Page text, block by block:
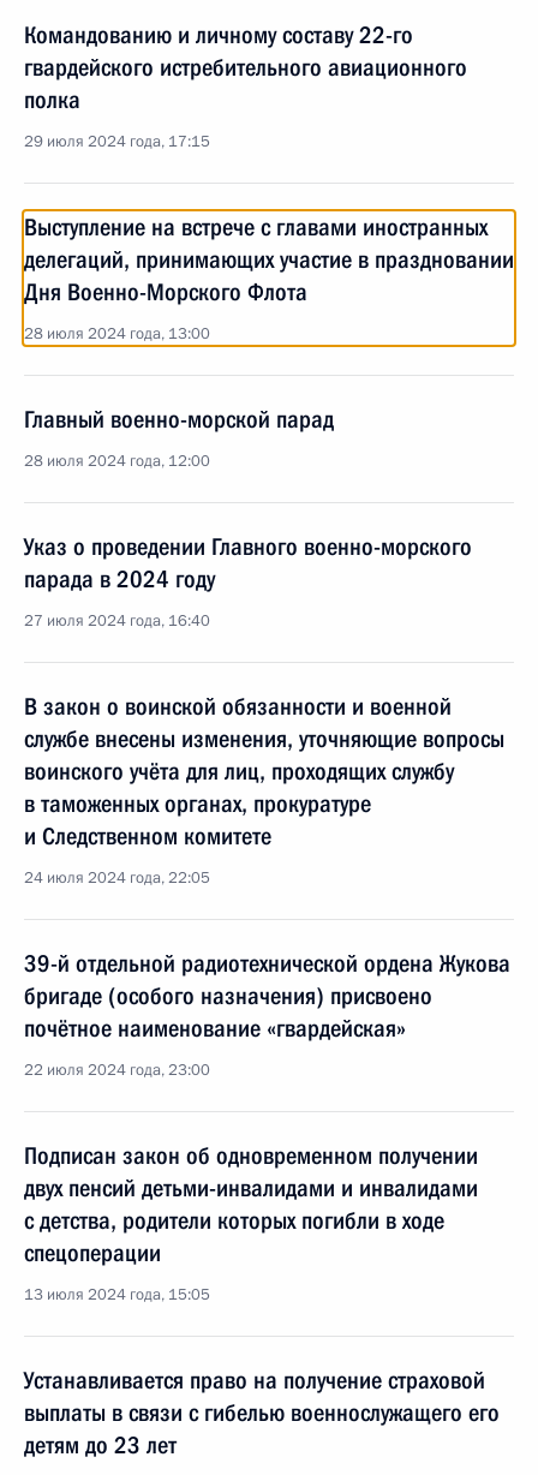
Командованию и личному составу 22-го
гвардейского истребительного авиационного
полка
29 июля 2024 года, 17:15
Выступление на встрече с главами иностранных
делегаций, принимающих участие в праздновании
Дня Военно-Морского Флота
28 июля 2024 года, 13:00
Главный военно-морской парад
28 июля 2024 года, 12:00
Указ о проведении Главного военно-морского
парада в 2024 году
27 июля 2024 года, 16:40
В закон о воинской обязанности и военной
службе внесены изменения, уточняющие вопросы
воинского учёта для лиц, проходящих службу
в таможенных органах, прокуратуре
и Следственном комитете
24 июля 2024 года, 22:05
39-й отдельной радиотехнической ордена Жукова
бригаде (особого назначения) присвоено
почётное наименование «гвардейская»
22 июля 2024 года, 23:00
Подписан закон об одновременном получении
двух пенсий детьми-инвалидами и инвалидами
с детства, родители которых погибли в ходе
спецоперации
13 июля 2024 года, 15:05
Устанавливается право на получение страховой
выплаты в связи с гибелью военнослужащего его
детям до 23 лет